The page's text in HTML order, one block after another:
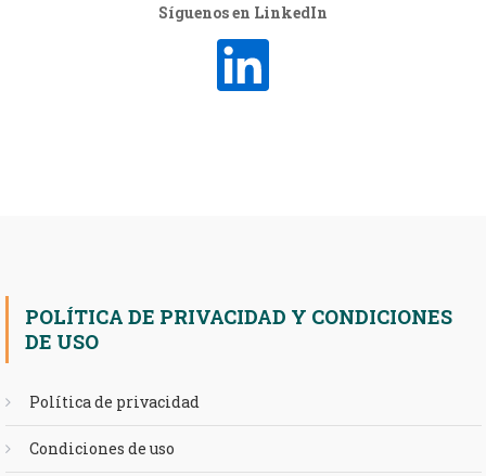
Síguenos en LinkedIn
POLÍTICA DE PRIVACIDAD Y CONDICIONES
DE USO
Política de privacidad
Condiciones de uso